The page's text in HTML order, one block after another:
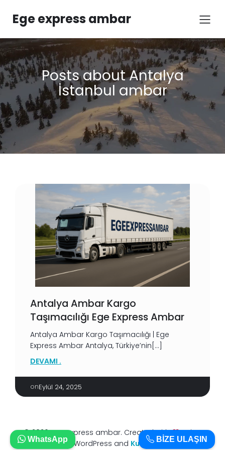
Ege express ambar
Posts about Antalya
İstanbul ambar
Antalya Ambar Kargo
Taşımacılığı Ege Express Ambar
Antalya Ambar Kargo Taşımacılığı | Ege
Express Ambar Antalya, Türkiye’nin[…]
DEVAMI .
onEylül 24, 2025
© 2026 Ege express ambar. Created with
using
WordPress and Kubio BİZE ULAŞIN
WhatsApp